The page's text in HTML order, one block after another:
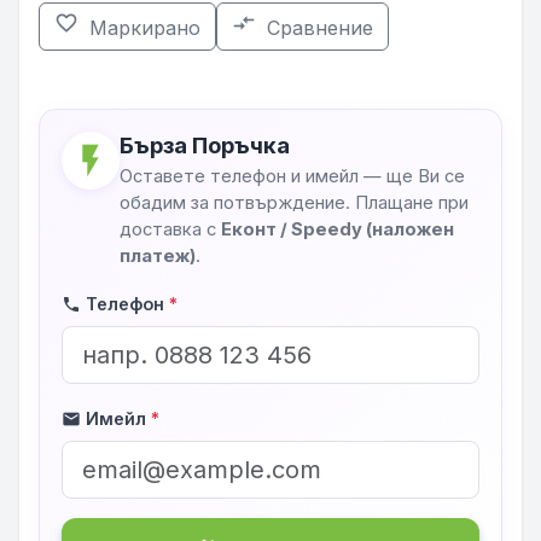
favorite_border Маркирано compare_arrows Сравнение
flash_on Бърза Поръчка
Оставете телефон и имейл — ще Ви се
обадим за потвърждение. Плащане при
доставка с Еконт / Speedy (наложен
платеж).
phone Телефон *
mail Имейл *